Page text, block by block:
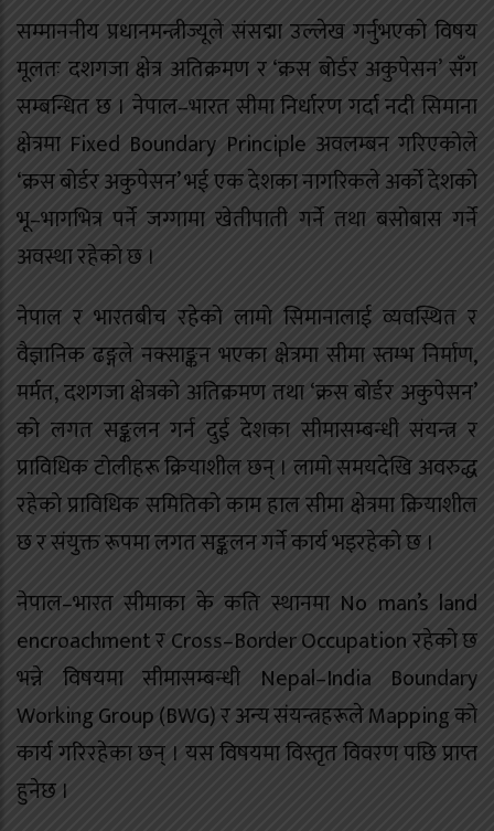
सम्माननीय प्रधानमन्त्रीज्यूले संसद्मा उल्लेख गर्नुभएको विषय
मूलतः दशगजा क्षेत्र अतिक्रमण र ‘क्रस बोर्डर अकुपेसन’ सँग
सम्बन्धित छ । नेपाल–भारत सीमा निर्धारण गर्दा नदी सिमाना
क्षेत्रमा Fixed Boundary Principle अवलम्बन गरिएकोले
‘क्रस बोर्डर अकुपेसन’ भई एक देशका नागरिकले अर्को देशको
भू–भागभित्र पर्ने जग्गामा खेतीपाती गर्ने तथा बसोबास गर्ने
अवस्था रहेको छ ।
नेपाल र भारतबीच रहेको लामो सिमानालाई व्यवस्थित र
वैज्ञानिक ढङ्गले नक्साङ्कन भएका क्षेत्रमा सीमा स्तम्भ निर्माण,
मर्मत, दशगजा क्षेत्रको अतिक्रमण तथा ‘क्रस बोर्डर अकुपेसन’
को लगत सङ्कलन गर्न दुई देशका सीमासम्बन्धी संयन्त्र र
प्राविधिक टोलीहरू क्रियाशील छन् । लामो समयदेखि अवरुद्ध
रहेको प्राविधिक समितिको काम हाल सीमा क्षेत्रमा क्रियाशील
छ र संयुक्त रूपमा लगत सङ्कलन गर्ने कार्य भइरहेको छ ।
नेपाल–भारत सीमाका के कति स्थानमा No man’s land
encroachment र Cross–Border Occupation रहेको छ
भन्ने विषयमा सीमासम्बन्धी Nepal–India Boundary
Working Group (BWG) र अन्य संयन्त्रहरूले Mapping को
कार्य गरिरहेका छन् । यस विषयमा विस्तृत विवरण पछि प्राप्त
हुनेछ ।